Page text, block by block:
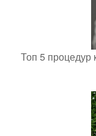
Топ 5 процедур